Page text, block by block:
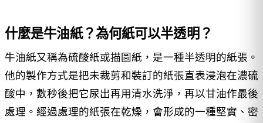
什麼是牛油紙？為何紙可以半透明？
牛油紙又稱為硫酸紙或描圖紙，是一種半透明的紙張。
他的製作方式是把未裁剪和裝訂的紙張直表浸泡在濃硫
酸中，數秒後把它尿出再用清水洗淨，再以甘油作最後
處理。經過處理的紙張在乾燥，會形成的一種堅實、密